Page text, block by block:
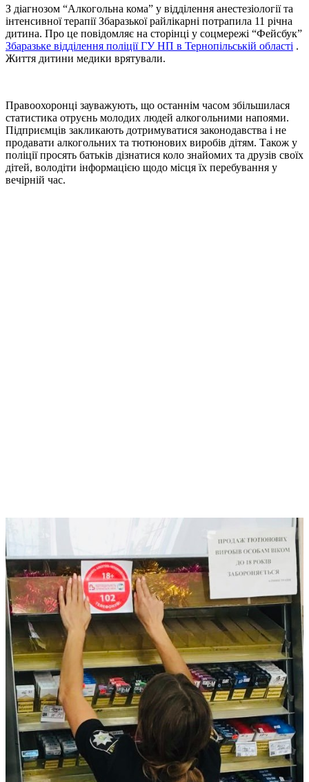
З діагнозом “Алкогольна кома” у відділення анестезіології та
інтенсивної терапіїЗбаразької райлікарні потрапила 11 річна
дитина. Про це повідомляє на сторінці у соцмережі “Фейсбук”
Збаразьке відділення поліції ГУ НП в Тернопільській області .
Життя дитини медики врятували.
Правоохоронці зауважують, що останнім часом збільшилася
статистика отруєнь молодих людей алкогольними напоями.
Підприємців закликають дотримуватися законодавства і не
продавати алкогольних та тютюнових виробів дітям. Також у
поліції просять батьків дізнатися коло знайомих та друзів своїх
дітей, володіти інформацією щодо місця їх перебування у
вечірній час.